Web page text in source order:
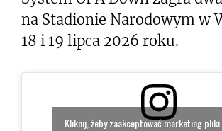
na Stadionie Narodowym w
18 i 19 lipca 2026 roku.
Kliknij, żeby zaakceptować marketing